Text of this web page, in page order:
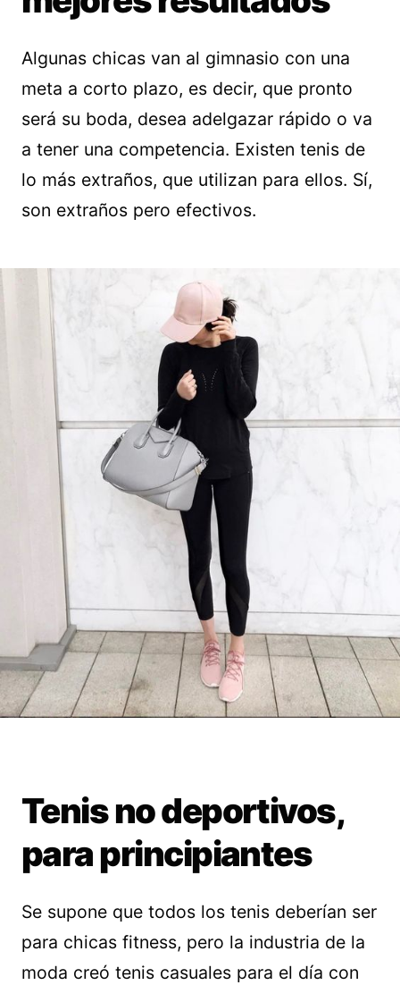
Algunas chicas van al gimnasio con una
meta a corto plazo, es decir, que pronto
será su boda, desea adelgazar rápido o va
a tener una competencia. Existen tenis de
lo más extraños, que utilizan para ellos. Sí,
son extraños pero efectivos.
Tenis no deportivos,
para principiantes
Se supone que todos los tenis deberían ser
para chicas fitness, pero la industria de la
moda creó tenis casuales para el día con